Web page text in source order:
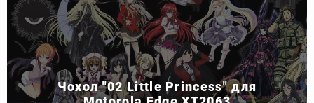
Чохол "02 Little Princess" для